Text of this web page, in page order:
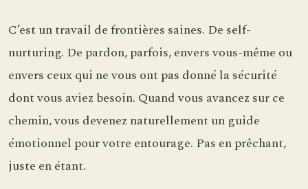
C’est un travail de frontières saines. De self-
nurturing. De pardon, parfois, envers vous-même ou
envers ceux qui ne vous ont pas donné la sécurité
dont vous aviez besoin. Quand vous avancez sur ce
chemin, vous devenez naturellement un guide
émotionnel pour votre entourage. Pas en prêchant,
juste en étant.